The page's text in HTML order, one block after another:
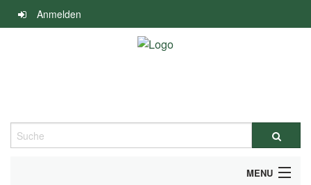
Navigation
überspringen
Anmelden
Suche
MENU